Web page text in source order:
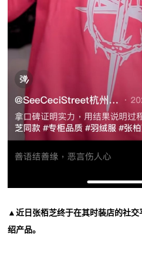
▲近日张栢芝终于在其时装店的社
绍产品。